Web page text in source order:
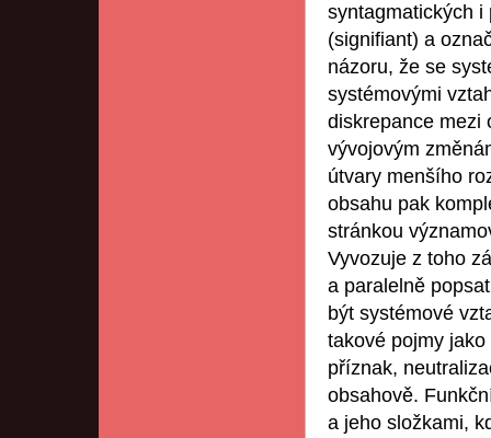
syntagmatických
(signifiant) a
názoru, že se
systémovými
diskrepance mezi
vývojovým
útvary menšího
obsahu pak
stránkou
Vyvozuje z toho
a paralelně
být systémové
takové pojmy
příznak,
obsahově.
a jeho složkami,